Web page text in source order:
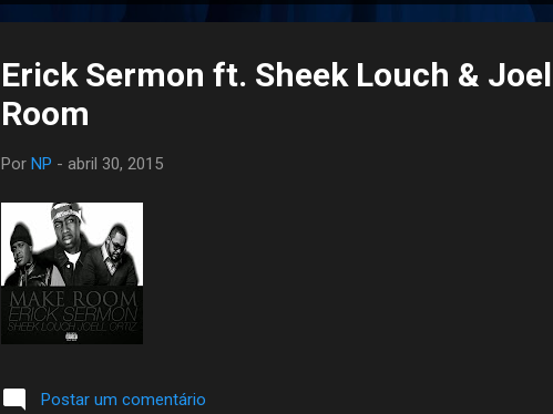
Erick Sermon ft. Sheek Louch &
Room
Por NP - abril 30, 2015
Postar um comentário